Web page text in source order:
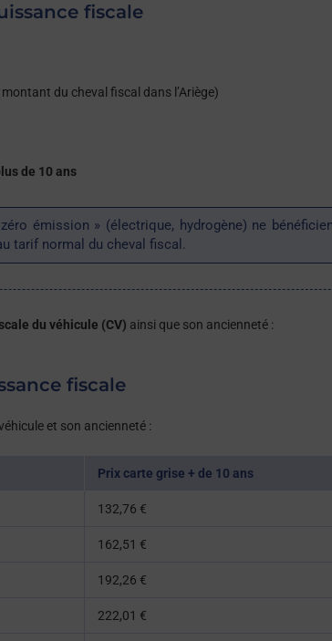
fiscale
du cheval fiscal dans l’Ariège)
de 10 ans
émission » (électrique, hydrogène) ne
tarif normal du cheval fiscal.
du véhicule (CV) ainsi que son ancienneté :
fiscale
et son ancienneté :
Prix carte grise + de 10 ans
132,76 €
162,51 €
192,26 €
222,01 €